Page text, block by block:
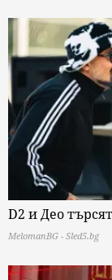
D2 и Део
MelomanBG - Sled5.bg